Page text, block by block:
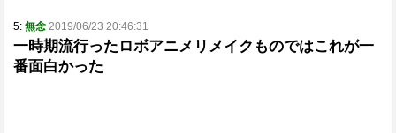
5: 無念 2019/06/23 20:46:31
一時期流行ったロボアニメリメイクものではこれが一
番面白かった